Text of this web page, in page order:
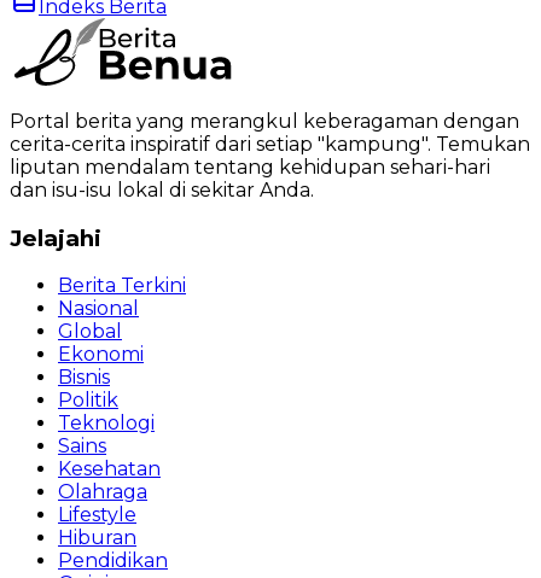
Indeks Berita
Portal berita yang merangkul keberagaman dengan
cerita-cerita inspiratif dari setiap "kampung". Temukan
liputan mendalam tentang kehidupan sehari-hari
dan isu-isu lokal di sekitar Anda.
Jelajahi
Berita Terkini
Nasional
Global
Ekonomi
Bisnis
Politik
Teknologi
Sains
Kesehatan
Olahraga
Lifestyle
Hiburan
Pendidikan